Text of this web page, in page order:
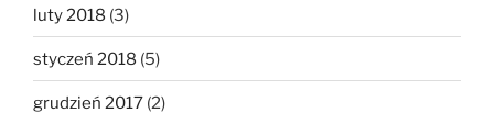
luty 2018 (3)
styczeń 2018 (5)
grudzień 2017 (2)